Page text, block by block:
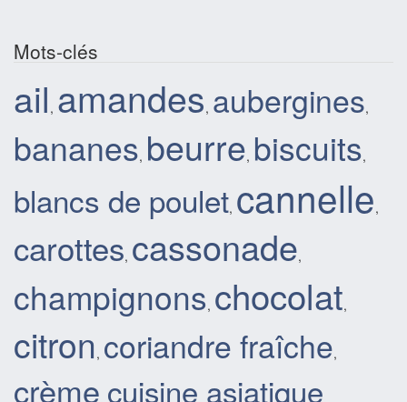
Mots-clés
ail , amandes, aubergines,
bananes, beurre, biscuits,
blancs de poulet, cannelle,
carottes, cassonade,
champignons, chocolat,
citron , coriandre fraîche,
crème cuisine asiatique